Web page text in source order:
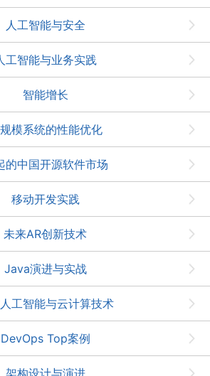
人工智能与安全
工智能与业务实践
智能增长
模系统的性能优化
的中国开源软件市场
移动开发实践
未来AR创新技术
Java演进与实战
工智能与云计算技术
DevOps Top案例